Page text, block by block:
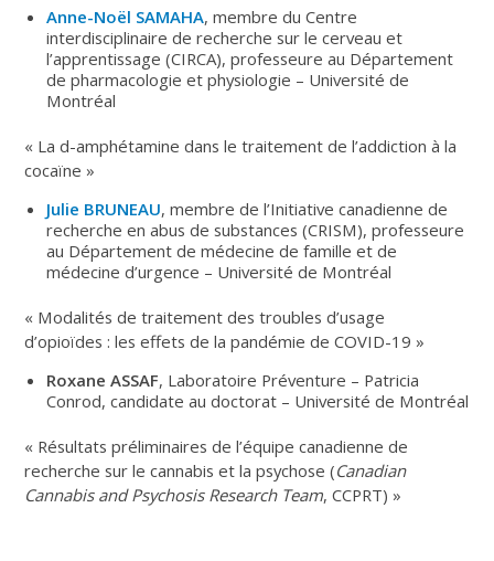
Anne-Noël SAMAHA, membre du Centre
interdisciplinaire de recherche sur le cerveau et
l’apprentissage (CIRCA), professeure au Département
de pharmacologie et physiologie – Université de
Montréal
« La d-amphétamine dans le traitement de l’addiction à la
cocaïne »
Julie BRUNEAU, membre de l’Initiative canadienne de
recherche en abus de substances (CRISM), professeure
au Département de médecine de famille et de
médecine d’urgence – Université de Montréal
« Modalités de traitement des troubles d’usage
d’opioïdes : les effets de la pandémie de COVID-19 »
Roxane ASSAF, Laboratoire Préventure – Patricia
Conrod, candidate au doctorat – Université de Montréal
« Résultats préliminaires de l’équipe canadienne de
recherche sur le cannabis et la psychose (Canadian
Cannabis and Psychosis Research Team, CCPRT) »